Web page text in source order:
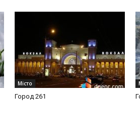
Місто
Город 261